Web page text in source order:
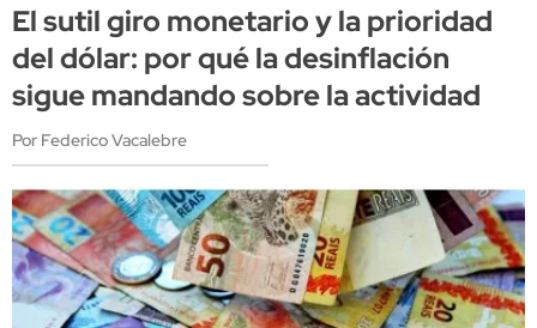
El sutil giro monetario y la prioridad
del dólar: por qué la desinflación
sigue mandando sobre la actividad
Por Federico Vacalebre